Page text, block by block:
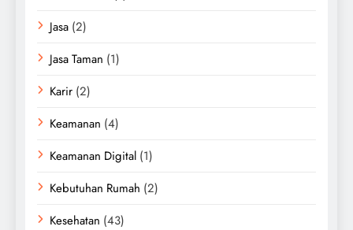
Jasa (2)
Jasa Taman (1)
Karir (2)
Keamanan (4)
Keamanan Digital (1)
Kebutuhan Rumah (2)
Kesehatan (43)